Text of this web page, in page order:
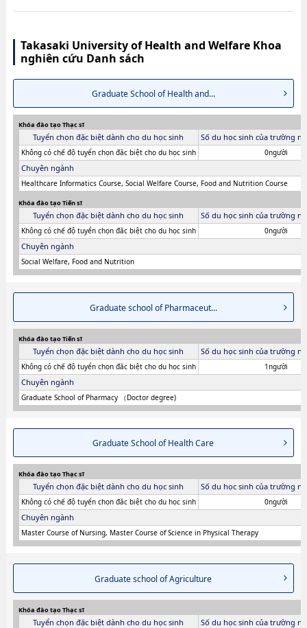
Takasaki University of Health and Welfare Khoa
nghiên cứu Danh sách
Graduate School of Health and...
Khóa đào tạo Thạc sĩ
Tuyển chọn đặc biệt dành cho du học sinh Số du học sinh của trường
Không có chế độ tuyển chọn đăc biệt cho du học sinh 0người
Chuyên ngành
Healthcare Informatics Course, Social Welfare Course, Food and Nutrition Course
Khóa đào tạo Tiến sĩ
Tuyển chọn đặc biệt dành cho du học sinh Số du học sinh của trường
Không có chế độ tuyển chọn đăc biệt cho du học sinh 0người
Chuyên ngành
Social Welfare, Food and Nutrition
Graduate school of Pharmaceut...
Khóa đào tạo Tiến sĩ
Tuyển chọn đặc biệt dành cho du học sinh Số du học sinh của trường
Không có chế độ tuyển chọn đăc biệt cho du học sinh 1người
Chuyên ngành
Graduate School of Pharmacy （Doctor degree)
Graduate School of Health Care
Khóa đào tạo Thạc sĩ
Tuyển chọn đặc biệt dành cho du học sinh Số du học sinh của trường
Không có chế độ tuyển chọn đăc biệt cho du học sinh 0người
Chuyên ngành
Master Course of Nursing, Master Course of Science in Physical Therapy
Graduate school of Agriculture
Khóa đào tạo Thạc sĩ
Tuyển chọn đặc biệt dành cho du học sinh Số du học sinh của trường